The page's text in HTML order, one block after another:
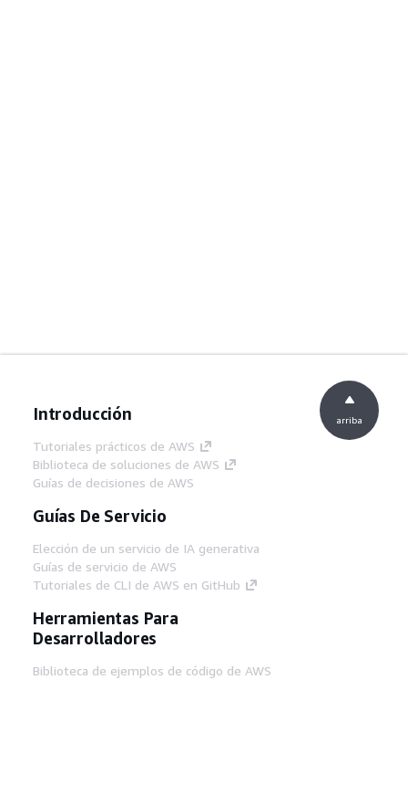
Introducción
Tutoriales prácticos de AWS
Biblioteca de soluciones de AWS
Guías de decisiones de AWS
Guías De Servicio
Elección de un servicio de IA generativa
Guías de servicio de AWS
Tutoriales de CLI de AWS en GitHub
Herramientas Para
Desarrolladores
Biblioteca de ejemplos de código de AWS
arriba